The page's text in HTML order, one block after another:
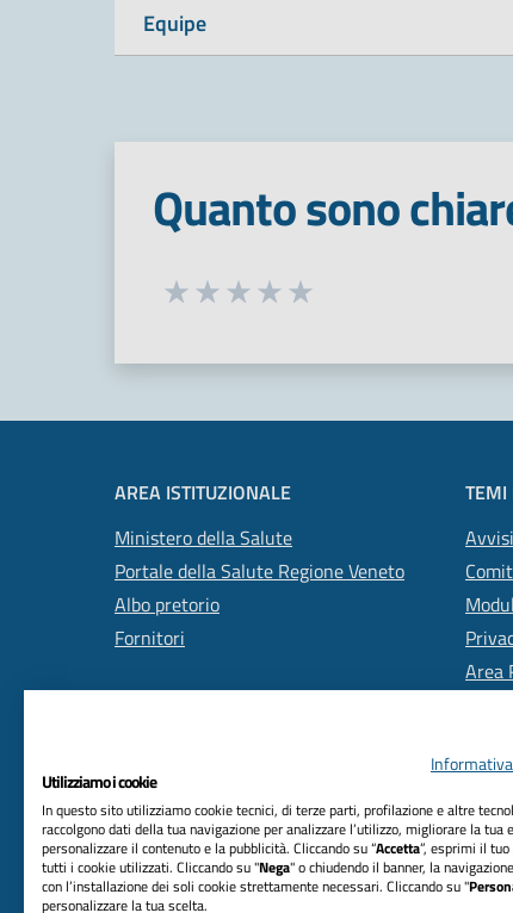
Equipe
Quanto sono
Seleziona una valutazione da 1
AREA ISTITUZIONALE
Ministero della Salute
Portale della Salute Regione Veneto
Albo pretorio
Fornitori
TEMI
Area
RIFERIMENTI
Azienda Unità Locale Socio Sanitaria n. 2
Utilizziamo i cookie
In questo sito utilizziamo cookie tecnici, di terze parti, profilazione e altre
raccolgono dati della tua navigazione per analizzare l’utilizzo, migliorare la tua
personalizzare il contenuto e la pubblicità. Cliccando su “Accetta”, esprimi il
tutti i cookie utilizzati. Cliccando su "Nega" o chiudendo il banner, la
con l’installazione dei soli cookie strettamente necessari. Cliccando su "
personalizzare la tua scelta.